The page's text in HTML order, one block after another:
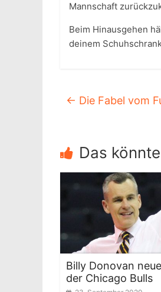
Mannschaft
Beim Hinausgehen
deinem
← Die Fabel vom
Das
Billy Donovan
der Chicago Bulls